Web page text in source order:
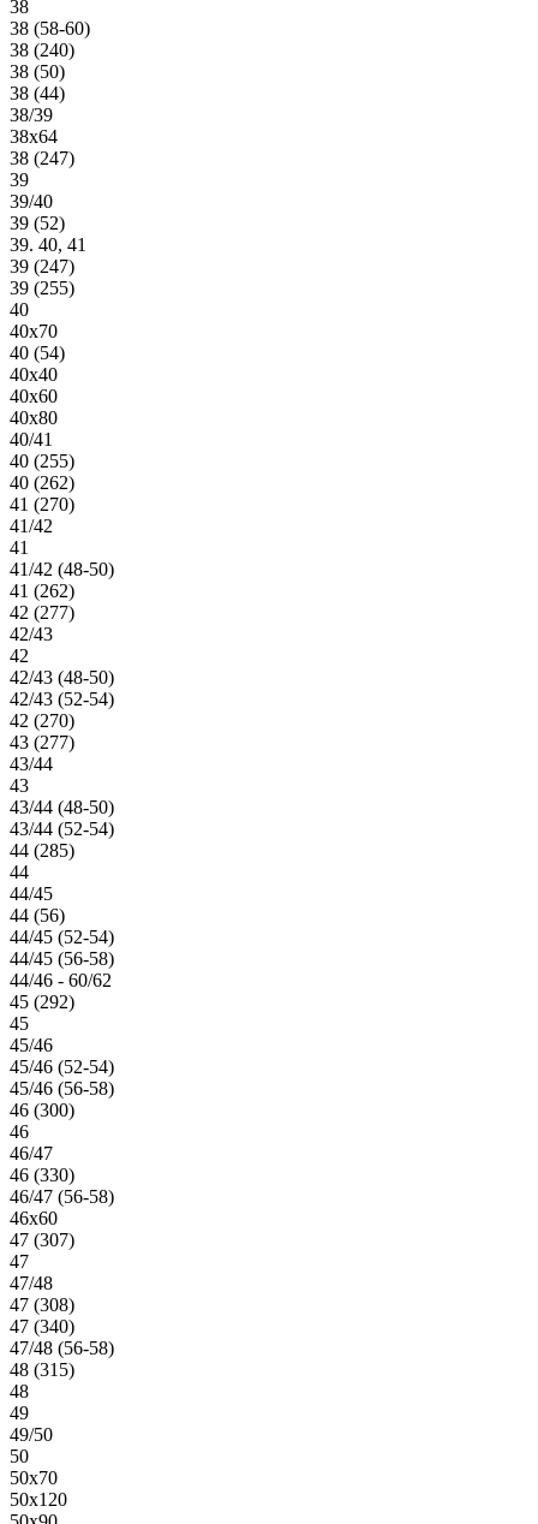
38
38 (58-60)
38 (240)
38 (50)
38 (44)
38/39
38х64
38 (247)
39
39/40
39 (52)
39. 40, 41
39 (247)
39 (255)
40
40х70
40 (54)
40х40
40х60
40х80
40/41
40 (255)
40 (262)
41 (270)
41/42
41
41/42 (48-50)
41 (262)
42 (277)
42/43
42
42/43 (48-50)
42/43 (52-54)
42 (270)
43 (277)
43/44
43
43/44 (48-50)
43/44 (52-54)
44 (285)
44
44/45
44 (56)
44/45 (52-54)
44/45 (56-58)
44/46 - 60/62
45 (292)
45
45/46
45/46 (52-54)
45/46 (56-58)
46 (300)
46
46/47
46 (330)
46/47 (56-58)
46х60
47 (307)
47
47/48
47 (308)
47 (340)
47/48 (56-58)
48 (315)
48
49
49/50
50
50х70
50х120